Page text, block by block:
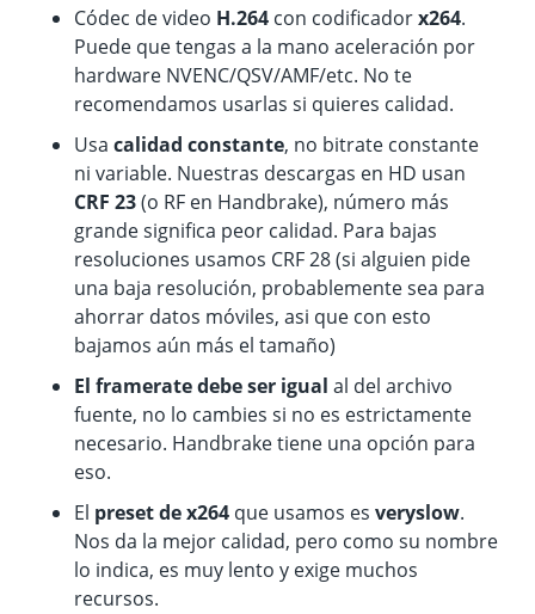
Códec de video H.264 con codificadorx264.
Puede que tengas a la mano aceleración por
hardware NVENC/QSV/AMF/etc. No te
recomendamos usarlas si quieres calidad.
Usa calidad constante, no bitrate constante
ni variable. Nuestras descargas en HD usan
CRF 23(o RF en Handbrake), número más
grande significa peor calidad. Para bajas
resoluciones usamos CRF 28 (si alguien pide
una baja resolución, probablemente sea para
ahorrar datos móviles, asi que con esto
bajamos aún más el tamaño)
El framerate debe ser igual al del archivo
fuente, no lo cambies si no es estrictamente
necesario. Handbrake tiene una opción para
eso.
El preset de x264 que usamos es veryslow.
Nos da la mejor calidad, pero como su nombre
lo indica, es muy lento y exige muchos
recursos.